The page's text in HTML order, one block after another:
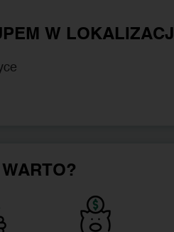
W LOKALIZACJI